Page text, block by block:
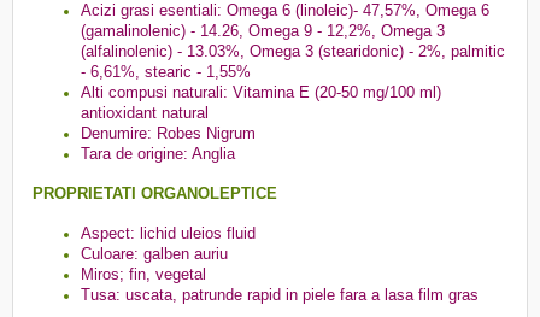
Acizi grasi esentiali: Omega 6 (linoleic)- 47,57%, Omega 6
(gamalinolenic) - 14.26, Omega 9 - 12,2%, Omega 3
(alfalinolenic) - 13.03%, Omega 3 (stearidonic) - 2%, palmitic
- 6,61%, stearic - 1,55%
Alti compusi naturali: Vitamina E (20-50 mg/100 ml)
antioxidant natural
Denumire: Robes Nigrum
Tara de origine: Anglia
PROPRIETATI ORGANOLEPTICE
Aspect: lichid uleios fluid
Culoare: galben auriu
Miros; fin, vegetal
Tusa: uscata, patrunde rapid in piele fara a lasa film gras